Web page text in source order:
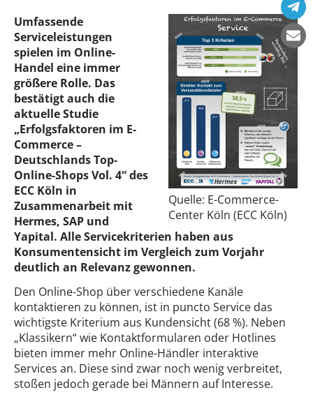
Quelle: E-Commerce-
Center Köln (ECC Köln)
Umfassende
Serviceleistungen
spielen im Online-
Handel eine immer
größere Rolle. Das
bestätigt auch die
aktuelle Studie
„Erfolgsfaktoren im E-
Commerce –
Deutschlands Top-
Online-Shops Vol. 4“ des
ECC Köln in
Zusammenarbeit mit
Hermes, SAP und
Yapital. Alle Servicekriterien haben aus
Konsumentensicht im Vergleich zum Vorjahr
deutlich an Relevanz gewonnen.
Den Online-Shop über verschiedene Kanäle
kontaktieren zu können, ist in puncto Service das
wichtigste Kriterium aus Kundensicht (68 %). Neben
„Klassikern“ wie Kontaktformularen oder Hotlines
bieten immer mehr Online-Händler interaktive
Services an. Diese sind zwar noch wenig verbreitet,
stoßen jedoch gerade bei Männern auf Interesse.